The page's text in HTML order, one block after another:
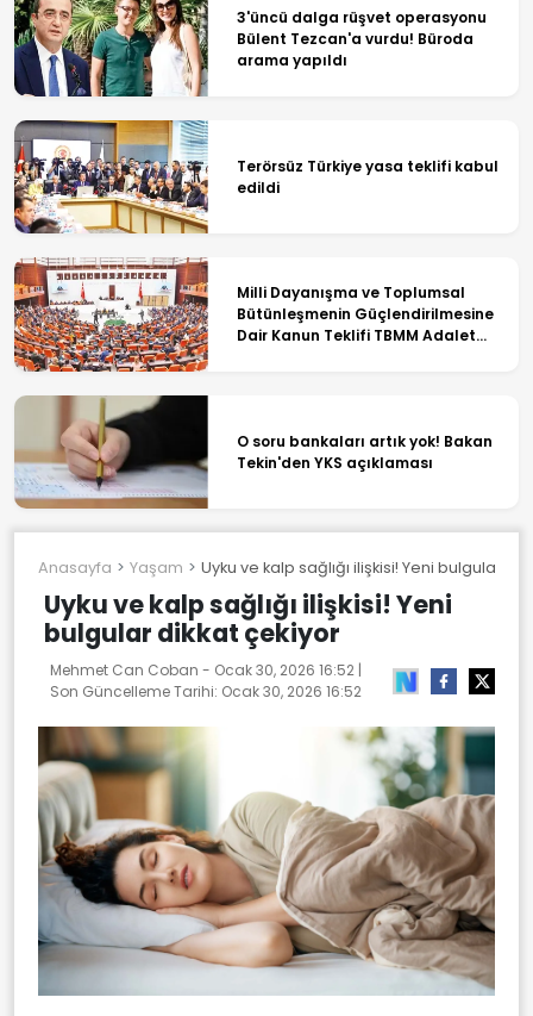
3'üncü dalga rüşvet operasyonu
Bülent Tezcan'a vurdu! Büroda
arama yapıldı
Terörsüz Türkiye yasa teklifi kabul
edildi
Milli Dayanışma ve Toplumsal
Bütünleşmenin Güçlendirilmesine
Dair Kanun Teklifi TBMM Adalet
O soru bankaları artık yok! Bakan
Tekin'den YKS açıklaması
Anasayfa Yaşam Uyku ve kalp sağlığı ilişkisi! Yeni bulgular
Uyku ve kalp sağlığı ilişkisi! Yeni
bulgular dikkat çekiyor
Mehmet Can Coban - Ocak 30, 2026 16:52 |
Son Güncelleme Tarihi: Ocak 30, 2026 16:52